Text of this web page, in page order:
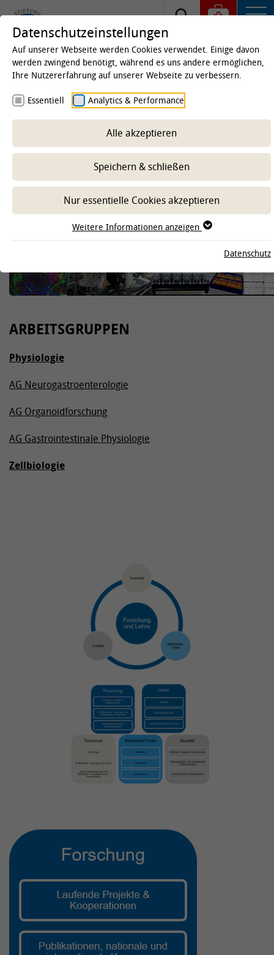
Institut für Physiologie und
-- Unterbereich wählen --
ARBEITSGRUPPEN
Physiologie
AG Neurogastroenterologie
AG Organoidforschung
AG Gastrointestinale Physiologie
Zellbiologie
Datenschutzeinstellungen
Auf unserer Webseite werden Cookies verwendet. Einige davon
werden zwingend benötigt, während es uns andere ermöglichen,
Ihre Nutzererfahrung auf unserer Webseite zu verbessern.
Essentiell Analytics & Performance
Alle akzeptieren
Speichern & schließen
Nur essentielle Cookies akzeptieren
Weitere Informationen anzeigen
Datenschutz